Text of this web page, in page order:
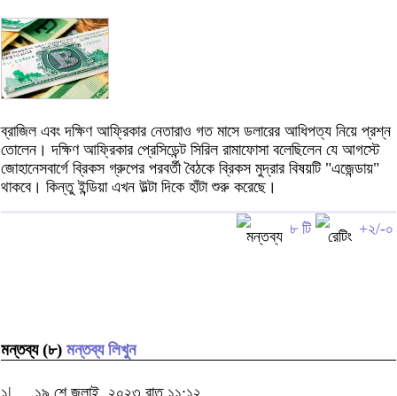
ব্রাজিল এবং দক্ষিণ আফ্রিকার নেতারাও গত মাসে ডলারের আধিপত্য নিয়ে প্রশ্ন
তোলেন। দক্ষিণ আফ্রিকার প্রেসিডেন্ট সিরিল রামাফোসা বলেছিলেন যে আগস্টে
জোহানেসবার্গে ব্রিকস গ্রুপের পরবর্তী বৈঠকে ব্রিকস মুদ্রার বিষয়টি "এজেন্ডায়"
থাকবে। কিন্তু ইন্ডিয়া এখন উল্টা দিকে হাঁটা শুরু করেছে।
৮ টি +২/-০
মন্তব্য (৮) মন্তব্য লিখুন
১| ১৯ শে জুলাই, ২০২৩ রাত ১১:১২